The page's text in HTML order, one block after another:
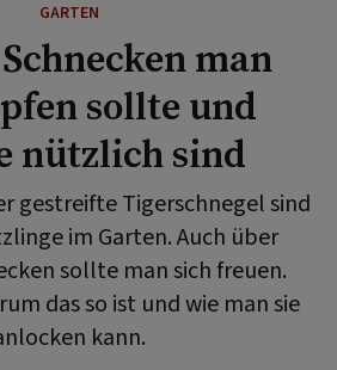
GARTEN
man
sollte und
nützlich sind
gestreifte Tigerschnegel sind
im Garten. Auch über
sollte man sich freuen.
das so ist und wie man sie
kann.